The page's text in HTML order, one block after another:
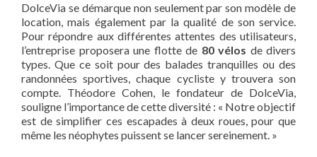
DolceVia se démarque non seulement par son modèle de
location, mais également par la qualité de son service.
Pour répondre aux différentes attentes des utilisateurs,
l’entreprise proposera une flotte de 80 vélos de divers
types. Que ce soit pour des balades tranquilles ou des
randonnées sportives, chaque cycliste y trouvera son
compte. Théodore Cohen, le fondateur de DolceVia,
souligne l’importance de cette diversité : « Notre objectif
est de simplifier ces escapades à deux roues, pour que
même les néophytes puissent se lancer sereinement. »